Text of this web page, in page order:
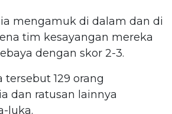
mengamuk di dalam dan di
tim kesayangan mereka
dengan skor 2-3.
129 orang
dan ratusan lainnya
luka.